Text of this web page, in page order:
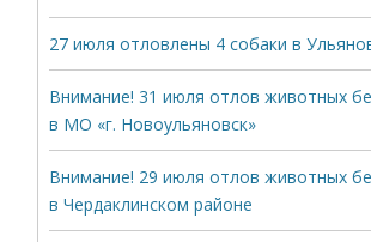
27 июля отловлены 4 собаки в
Внимание! 31 июля отлов животных
в МО «г. Новоульяновск»
Внимание! 29 июля отлов животных
в Чердаклинском районе